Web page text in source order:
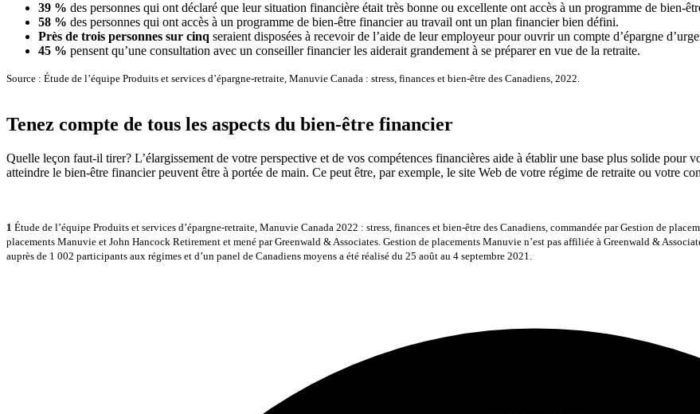
39 % des personnes qui ont déclaré que leur situation financière était très bonne ou excellente ont accès à un programme de bien-
58 % des personnes qui ont accès à un programme de bien-être financier au travail ont un plan financier bien défini.
Près de trois personnes sur cinq seraient disposées à recevoir de l’aide de leur employeur pour ouvrir un compte d’épargne
45 % pensent qu’une consultation avec un conseiller financier les aiderait grandement à se préparer en vue de la retraite.
Source : Étude de l’équipe Produits et services d’épargne-retraite, Manuvie Canada : stress, finances et bien-être des Canadiens, 2022.
Tenez compte de tous les aspects du bien-être financier
Quelle leçon faut-il tirer? L’élargissement de votre perspective et de vos compétences financières aide à établir une base plus solide pour
atteindre le bien-être financier peuvent être à portée de main. Ce peut être, par exemple, le site Web de votre régime de retraite ou votre
1 Étude de l’équipe Produits et services d’épargne-retraite, Manuvie Canada 2022 : stress, finances et bien-être des Canadiens, commandée par Gestion de
placements Manuvie et John Hancock Retirement et mené par Greenwald & Associates. Gestion de placements Manuvie n’est pas affiliée à Greenwald &
auprès de 1 002 participants aux régimes et d’un panel de Canadiens moyens a été réalisé du 25 août au 4 septembre 2021.